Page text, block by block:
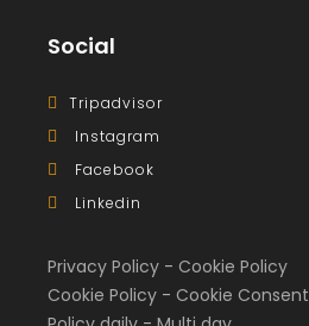
Social
Tripadvisor
Instagram
Facebook
Linkedin
Privacy Policy - Cookie Policy
Cookie Policy - Cookie Consent